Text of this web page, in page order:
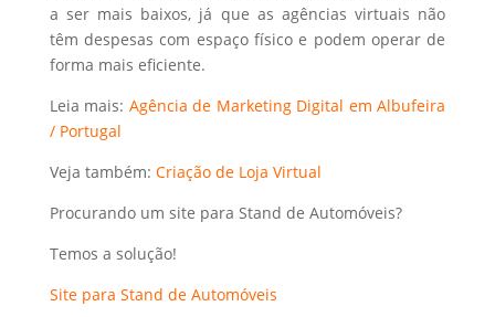
a ser mais baixos, já que as agências virtuais não
têm despesas com espaço físico e podem operar de
forma mais eficiente.
Leia mais: Agência de Marketing Digital em Albufeira
/ Portugal
Veja também: Criação de Loja Virtual
Procurando um site para Stand de Automóveis?
Temos a solução!
Site para Stand de Automóveis